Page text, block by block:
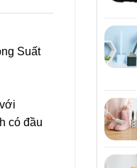
Suất
có đầu